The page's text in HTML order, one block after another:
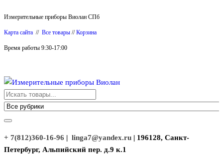
к
содержимому
Измерительные приборы Виолан СПб
Карта сайта // Все товары //Корзина
Время работы 9:30-17:00
Измерительные приборы Виолан
+ 7(812)360-16-96 | linga7@yandex.ru | 196128, Санкт-
Петербург, Альпийский пер. д.9 к.1